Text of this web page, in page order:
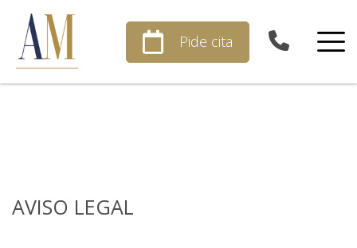
content
Pide cita
AVISO LEGAL